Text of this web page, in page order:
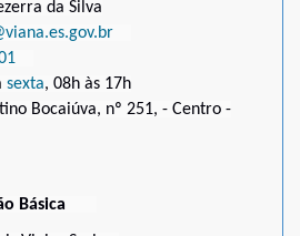
da Silva
sexta, 08h às 17h
Bocaiúva, nº 251, - Centro -
Básica